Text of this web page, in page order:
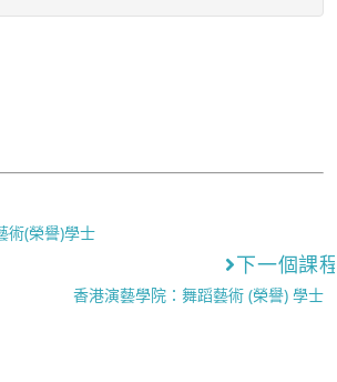
術(榮譽)學士
下一個課
香港演藝學院：舞蹈藝術 (榮譽) 學士